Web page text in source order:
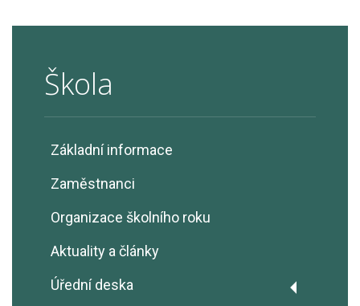
Škola
Základní informace
Zaměstnanci
Organizace školního roku
Aktuality a články
Úřední deska